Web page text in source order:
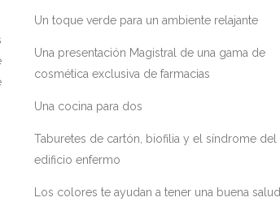
Un toque verde para un ambiente relajante
Una presentación Magistral de una gama de
cosmética exclusiva de farmacias
Una cocina para dos
Taburetes de cartón, biofilia y el síndrome del
edificio enfermo
Los colores te ayudan a tener una buena salud